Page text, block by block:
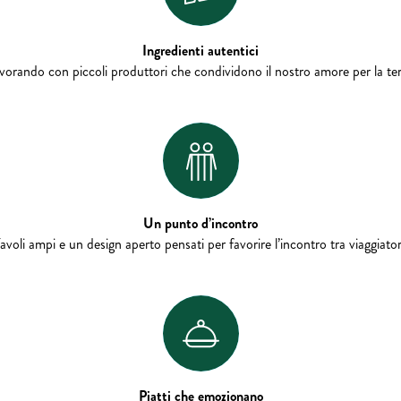
Ingredienti autentici
con piccoli produttori che condividono il nostro amore per la
Un punto d’incontro
ampi e un design aperto pensati per favorire l’incontro tra
Piatti che emozionano